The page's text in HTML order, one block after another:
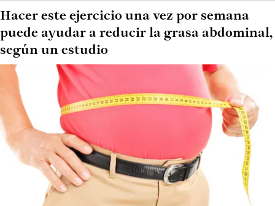
Hacer este ejercicio una vez por semana
puede ayudar a reducir la grasa abdominal,
según un estudio